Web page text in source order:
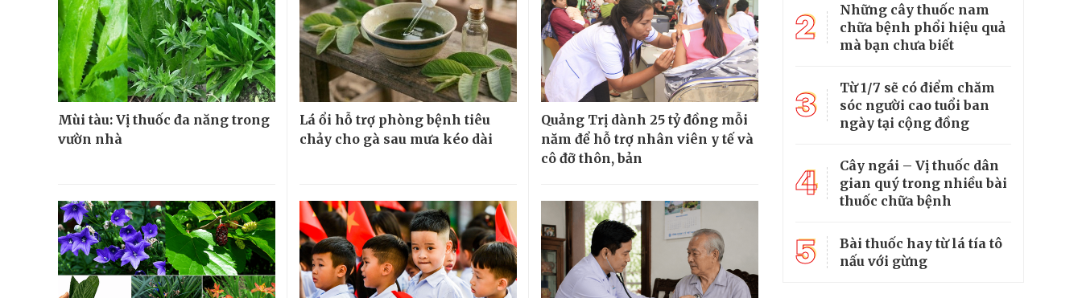
Mùi tàu: Vị thuốc đa năng trong
vườn nhà
Lá ổi hỗ trợ phòng bệnh tiêu
chảy cho gà sau mưa kéo dài
Quảng Trị dành 25 tỷ đồng mỗi
năm để hỗ trợ nhân viên y tế và
cô đỡ thôn, bản
2
Những cây thuốc nam
chữa bệnh phổi hiệu quả
mà bạn chưa biết
3
Từ 1/7 sẽ có điểm chăm
sóc người cao tuổi ban
ngày tại cộng đồng
4
Cây ngái – Vị thuốc dân
gian quý trong nhiều bài
thuốc chữa bệnh
5
Bài thuốc hay từ lá tía tô
nấu với gừng